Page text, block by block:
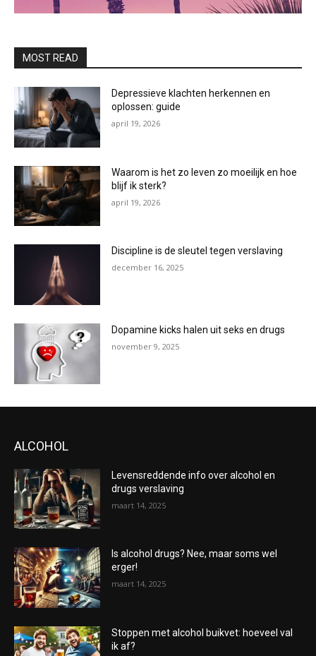
MOST READ
Depressieve klachten herkennen en
oplossen: guide
april 19, 2026
Waarom is het zo leven zo moeilijk en hoe
blijf ik sterk?
april 19, 2026
Discipline is de sleutel tegen verslaving
december 16, 2025
Dopamine kicks halen uit seks en drugs
november 9, 2025
ALCOHOL
Levensreddende info over alcohol en
drugs verslaving
maart 14, 2025
Is alcohol drugs? Nee, maar soms wel
erger!
maart 14, 2025
Stoppen met alcohol buikvet: hoeveel val
ik af?